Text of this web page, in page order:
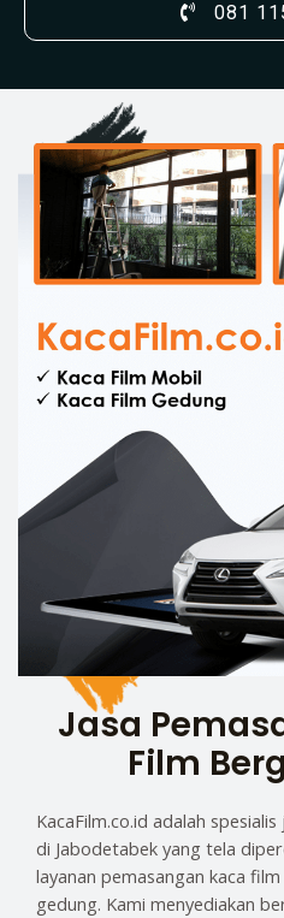
081
Jasa
Film
KacaFilm.co.id adalah
di Jabodetabek yang tela
layanan pemasangan kaca
gedung. Kami menyediakan